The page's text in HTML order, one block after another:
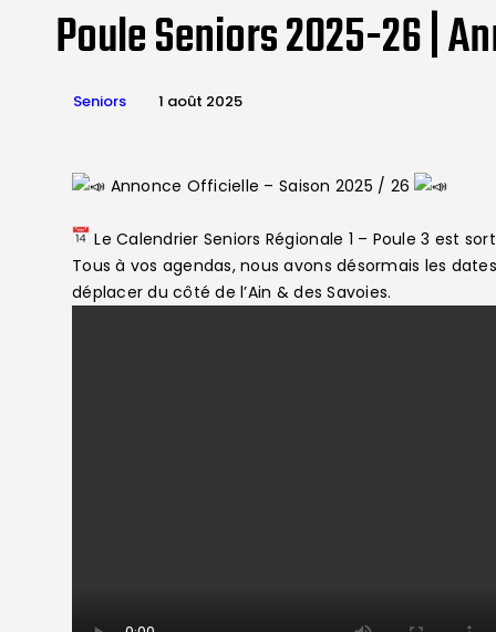
Poule Seniors 2025-26 |
Seniors 1 août 2025
Annonce Officielle – Saison 2025 / 26
Le Calendrier Seniors Régionale 1 – Poule 3 est
Tous à vos agendas, nous avons désormais les
déplacer du côté de l’Ain & des Savoies.